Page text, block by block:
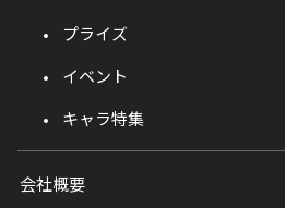
プライズ
イベント
キャラ特集
会社概要